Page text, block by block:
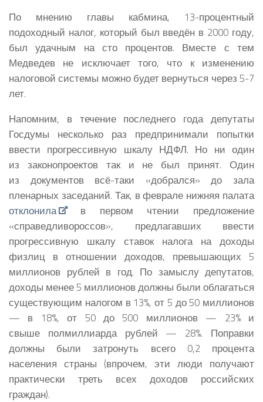
По мнению главы кабмина, 13-процентный
подоходный налог, который был введён в 2000 году,
был удачным на сто процентов. Вместе с тем
Медведев не исключает того, что к изменению
налоговой системы можно будет вернуться через 5-7
лет.
Напомним, в течение последнего года депутаты
Госдумы несколько раз предпринимали попытки
ввести прогрессивную шкалу НДФЛ. Но ни один
из законопроектов так и не был принят. Один
из документов всё-таки «добрался» до зала
пленарных заседаний. Так, в феврале нижняя палата
отклонила
в первом чтении предложение
«справедливороссов», предлагавших ввести
прогрессивную шкалу ставок налога на доходы
физлиц в отношении доходов, превышающих 5
миллионов рублей в год. По замыслу депутатов,
доходы менее 5 миллионов должны были облагаться
существующим налогом в 13%, от 5 до 50 миллионов
— в 18%, от 50 до 500 миллионов — 23% и
свыше полмиллиарда рублей — 28%. Поправки
должны были затронуть всего 0,2 процента
населения страны (впрочем, эти люди получают
практически треть всех доходов российских
граждан).